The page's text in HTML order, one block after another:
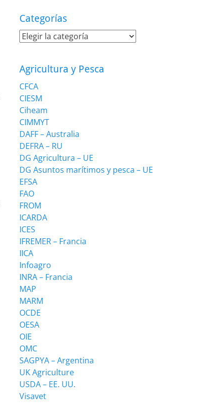
Categorías
Categorías
Agricultura y Pesca
CFCA
CIESM
Ciheam
CIMMYT
DAFF – Australia
DEFRA – RU
DG Agricultura – UE
DG Asuntos marítimos y pesca – UE
EFSA
FAO
FROM
ICARDA
ICES
IFREMER – Francia
IICA
Infoagro
INRA – Francia
MAP
MARM
OCDE
OESA
OIE
OMC
SAGPYA – Argentina
UK Agriculture
USDA – EE. UU.
Visavet